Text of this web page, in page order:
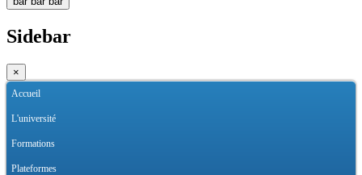
Sidebar
×
Accueil
L'université
Formations
Plateformes